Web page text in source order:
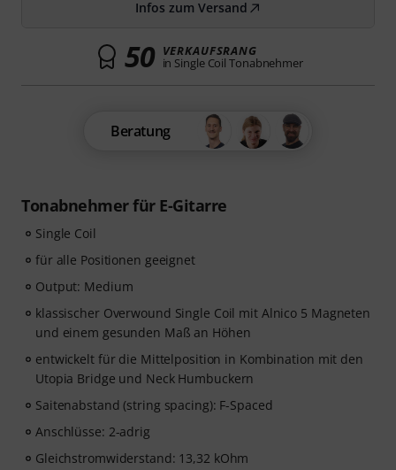
Tonabnehmer für E-Gitarre
Single Coil
für alle Positionen geeignet
Output: Medium
klassischer Overwound Single Coil mit Alnico 5 Magneten
und einem gesunden Maß an Höhen
entwickelt für die Mittelposition in Kombination mit den
Utopia Bridge und Neck Humbuckern
Saitenabstand (string spacing): F-Spaced
Anschlüsse: 2-adrig
Gleichstromwiderstand: 13,32 kOhm
Infos zum Versand
50 VERKAUFSRANG
in Single Coil Tonabnehmer
Beratung